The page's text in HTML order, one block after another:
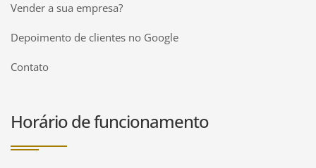
Vender a sua empresa?
Depoimento de clientes no Google
Contato
Horário de funcionamento